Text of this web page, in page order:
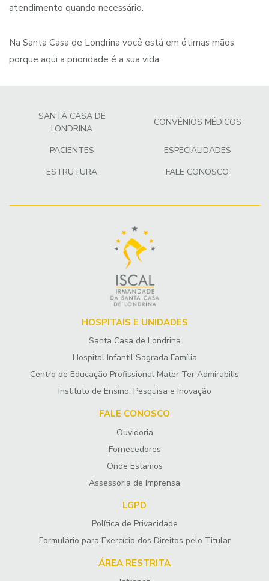
atendimento quando necessário.
Na Santa Casa de Londrina você está em ótimas mãos
porque aqui a prioridade é a sua vida.
SANTA CASA DE
LONDRINA
CONVÊNIOS MÉDICOS
PACIENTES
ESPECIALIDADES
ESTRUTURA
FALE CONOSCO
HOSPITAIS E UNIDADES
Santa Casa de Londrina
Hospital Infantil Sagrada Família
Centro de Educação Profissional Mater Ter Admirabilis
Instituto de Ensino, Pesquisa e Inovação
FALE CONOSCO
Ouvidoria
Fornecedores
Onde Estamos
Assessoria de Imprensa
LGPD
Política de Privacidade
Formulário para Exercício dos Direitos pelo Titular
ÁREA RESTRITA